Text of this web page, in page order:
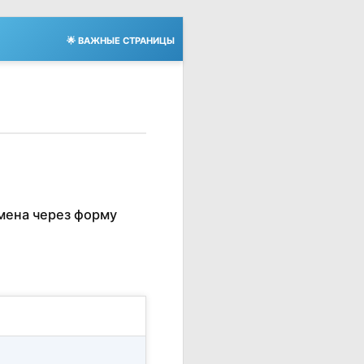
🌟 ВАЖНЫЕ СТРАНИЦЫ
через форму